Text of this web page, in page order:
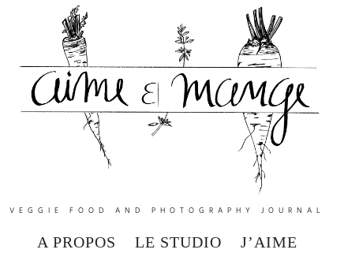
VEGGIE FOOD AND PHOTOGRAPHY JOURNAL
A PROPOS LE STUDIO J’AIME